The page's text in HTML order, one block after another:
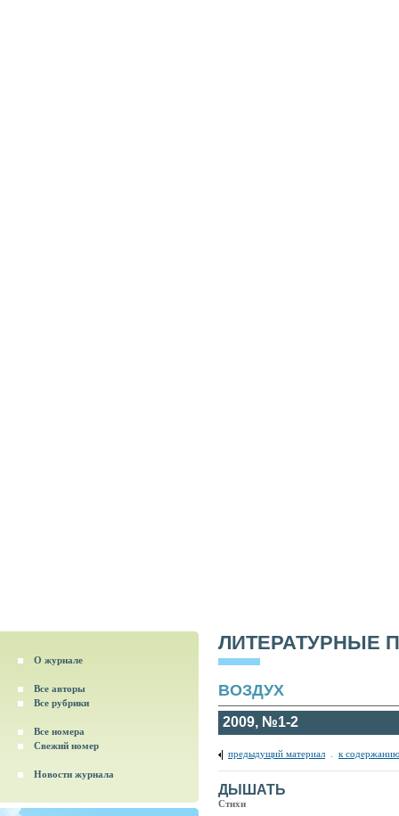
О журнале
Все авторы
Все рубрики
Все номера
Свежий номер
Новости журнала
ЛИТЕРАТУРНЫЕ
ВОЗДУХ
2009, №1-2
предыдущий материал к
ДЫШАТЬ
Стихи